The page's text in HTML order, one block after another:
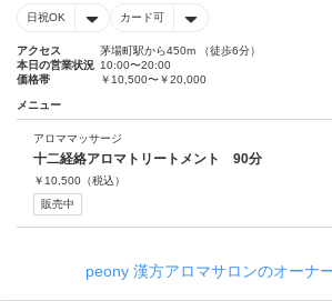
日祝OK カード可
アクセス
茅場町駅から450m （徒歩6分）
本日の営業状況 10:00〜20:00
価格帯
￥10,500〜￥20,000
メニュー
アロママッサージ
十二経絡アロマトリートメント 90分
￥ 10,500 （税込）
販売中
peony 漢方アロマサロンのオーナ